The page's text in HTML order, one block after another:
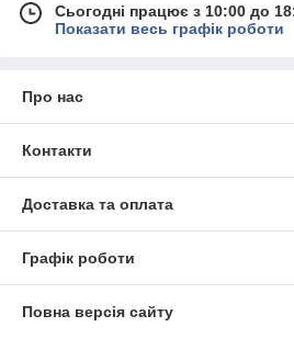
Сьогодні працює з 10:00 до
Показати весь графік роботи
Про нас
Контакти
Доставка та оплата
Графік роботи
Повна версія сайту